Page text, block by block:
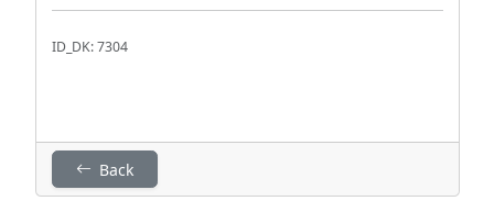
ID_DK: 7304
Back